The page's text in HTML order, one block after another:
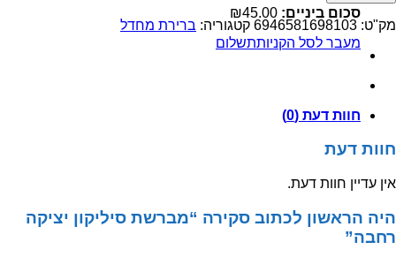
סכום ביניים:
₪45.00
מעבר לסל הקניותתשלום
מברשת
סיליקון
יציקה
רחבה
מק"ט: 6946581698103 קטגוריה: ברירת מחדל
חוות דעת (0)
חוות דעת
אין עדיין חוות דעת.
היה הראשון לכתוב סקירה “מברשת סיליקון יציקה
רחבה”